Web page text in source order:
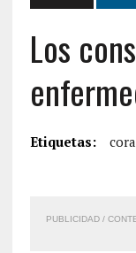
Los
Etiquetas:
PUBLICIDAD /